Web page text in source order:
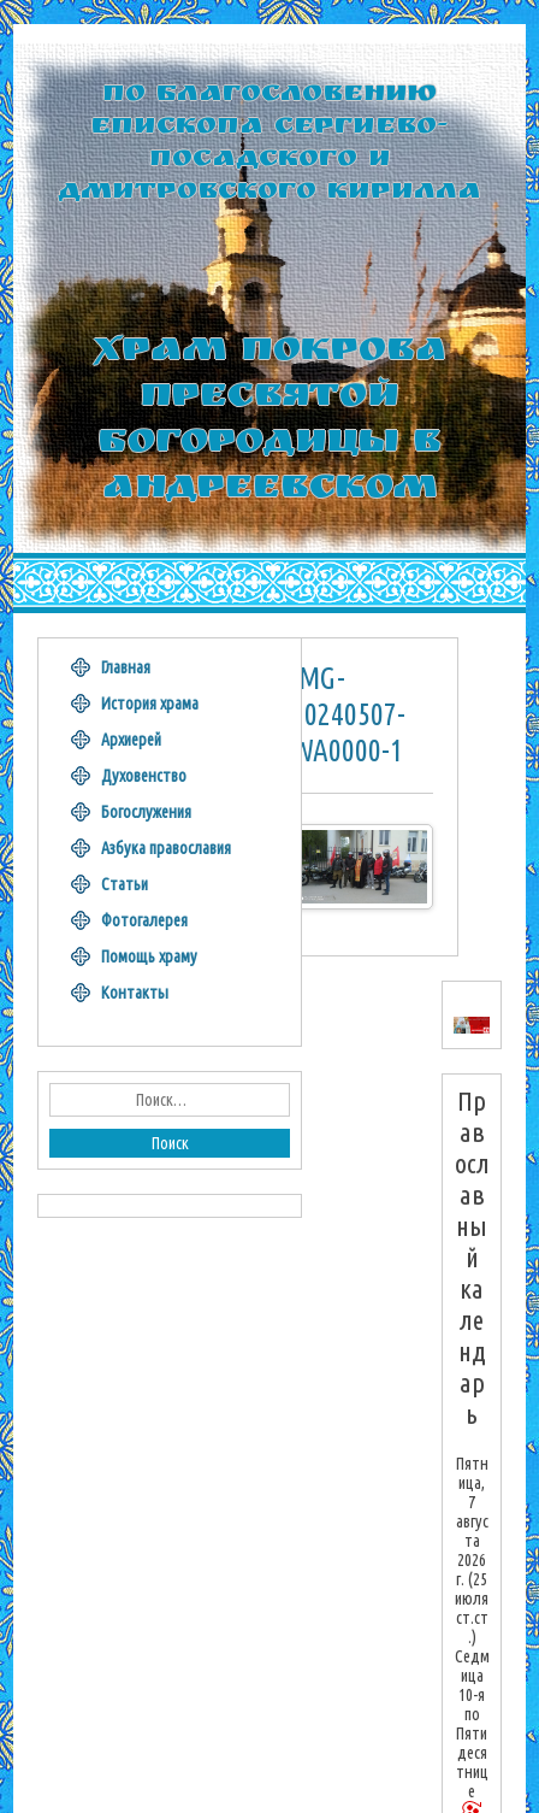
По благословению
Епископа Сергиево-
Посадского и
Дмитровского Кирилла
Храм Покрова
Пресвятой
Богородицы в
Андреевском
IMG-
20240507-
WA0000-1
Пр
ав
осл
ав
ны
й
ка
ле
нд
ар
ь
Пятн
ица,
7
авгус
та
2026
г.(25
июля
ст.ст
.)
Седм
ица
10-я
по
Пяти
деся
тниц
е
Главная
История храма
Архиерей
Духовенство
Богослужения
Азбука православия
Статьи
Фотогалерея
Помощь храму
Контакты